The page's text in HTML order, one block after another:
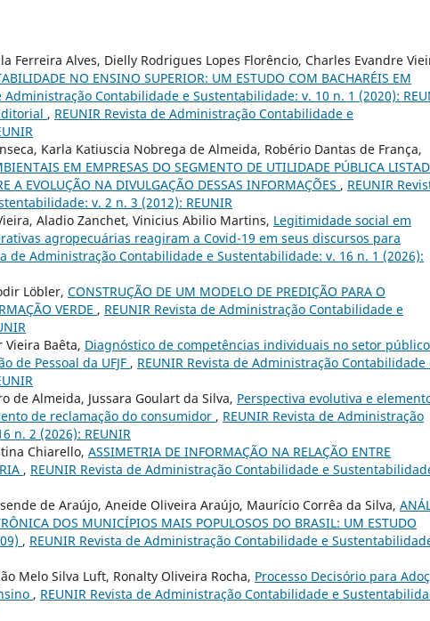
Ferreira Alves, Dielly Rodrigues Lopes Florêncio, Charles Evandre
NO ENSINO SUPERIOR: UM ESTUDO COM BACHARÉIS EM
Administração Contabilidade e Sustentabilidade: v. 10 n. 1 (2020):
, REUNIR Revista de Administração Contabilidade e
Karla Katiuscia Nobrega de Almeida, Robério Dantas de França,
EM EMPRESAS DO SEGMENTO DE UTILIDADE PÚBLICA
A EVOLUÇÃO NA DIVULGAÇÃO DESSAS INFORMAÇÕES , REUNIR
v. 2 n. 3 (2012): REUNIR
Aladio Zanchet, Vinicius Abilio Martins, Legitimidade social em
agropecuárias reagiram a Covid-19 em seus discursos para
de Administração Contabilidade e Sustentabilidade: v. 16 n. 1 (2026):
Löbler, CONSTRUÇÃO DE UM MODELO DE PREDIÇÃO PARA O
VERDE , REUNIR Revista de Administração Contabilidade e
Vieira Baêta, Diagnóstico de competências individuais no setor
de Pessoal da UFJF , REUNIR Revista de Administração Contabilidade
de Almeida, Jussara Goulart da Silva, Perspectiva evolutiva e
de reclamação do consumidor , REUNIR Revista de Administração
n. 2 (2026): REUNIR
Chiarello, ASSIMETRIA DE INFORMAÇÃO NA RELAÇÃO ENTRE
, REUNIR Revista de Administração Contabilidade e
de Araújo, Aneide Oliveira Araújo, Maurício Corrêa da Silva,
DOS MUNICÍPIOS MAIS POPULOSOS DO BRASIL: UM ESTUDO
, REUNIR Revista de Administração Contabilidade e
Melo Silva Luft, Ronalty Oliveira Rocha, Processo Decisório para
, REUNIR Revista de Administração Contabilidade e